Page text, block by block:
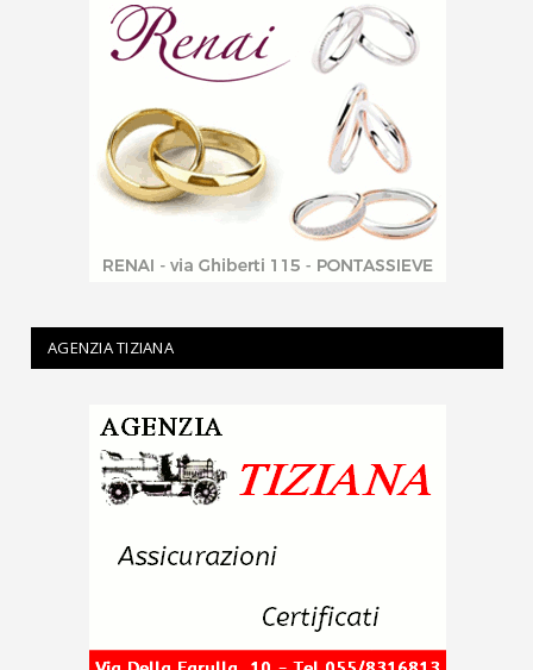
AGENZIA TIZIANA